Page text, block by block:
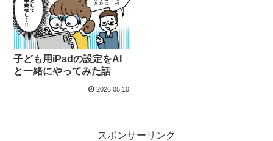
子ども用iPadの設定をAI
と一緒にやってみた話
2026.05.10
スポンサーリンク